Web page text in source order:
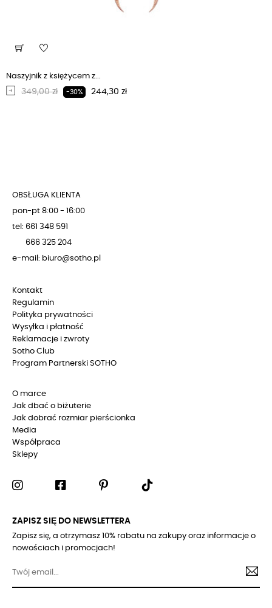
Naszyjnik z księżycem z...
Regularna cena
349,00 zł -30% Cena
244,30 zł
OBSŁUGA KLIENTA
pon-pt 8:00 - 16:00
tel: 661 348 591
666 325 204
e-mail: biuro@sotho.pl
Kontakt
Regulamin
Polityka prywatności
Wysyłka i płatność
Reklamacje i zwroty
Sotho Club
Program Partnerski SOTHO
O marce
Jak dbać o biżuterie
Jak dobrać rozmiar pierścionka
Media
Współpraca
Sklepy
ZAPISZ SIĘ DO NEWSLETTERA
Zapisz się, a otrzymasz 10% rabatu na zakupy oraz informacje o
nowościach i promocjach!